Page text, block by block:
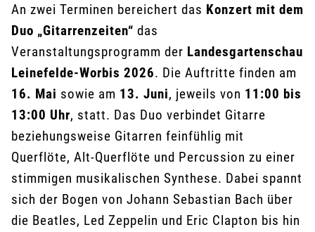
An zwei Terminen bereichert das Konzert mit dem
Duo „Gitarrenzeiten“ das
Veranstaltungsprogramm der Landesgartenschau
Leinefelde-Worbis 2026. Die Auftritte finden am
16. Mai sowie am 13. Juni, jeweils von 11:00 bis
13:00 Uhr, statt. Das Duo verbindet Gitarre
beziehungsweise Gitarren feinfühlig mit
Querflöte, Alt-Querflöte und Percussion zu einer
stimmigen musikalischen Synthese. Dabei spannt
sich der Bogen von Johann Sebastian Bach über
die Beatles, Led Zeppelin und Eric Clapton bis hin